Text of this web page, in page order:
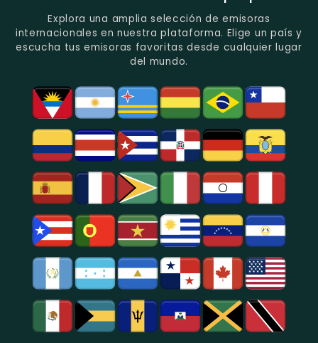
Del
Recuerdo
En
Quito.
De
Los
Deportes
En
Guayaquil.
Y
Folclore
En
Azogues.
Explora una amplia selección de emisoras
internacionales en nuestra plataforma. Elige un país y
escucha tus emisoras favoritas desde cualquier lugar
del mundo.